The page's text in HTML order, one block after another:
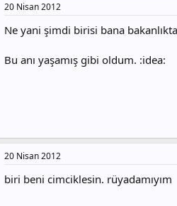
20 Nisan 2012
Ne yani şimdi birisi bana
Bu anı yaşamış gibi oldum. :idea:
20 Nisan 2012
biri beni cimciklesin. rüyadamıyım